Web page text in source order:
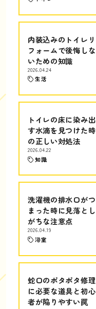
内装込みのトイレリ
フォームで後悔しな
いための知識
2026.04.24
生活
トイレの床に染み出
す水滴を見つけた時
の正しい対処法
2026.04.22
知識
洗濯機の排水口がつ
まった時に見落とし
がちな注意点
2026.04.19
浴室
蛇口のポタポタ修理
に必要な道具と初心
者が陥りやすい罠